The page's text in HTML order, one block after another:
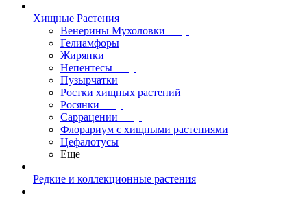
Хищные Растения
Венерины Мухоловки
Гелиамфоры
Жирянки
Непентесы
Пузырчатки
Ростки хищных растений
Росянки
Саррацении
Флорариум с хищными растениями
Цефалотусы
Еще
Редкие и коллекционные растения